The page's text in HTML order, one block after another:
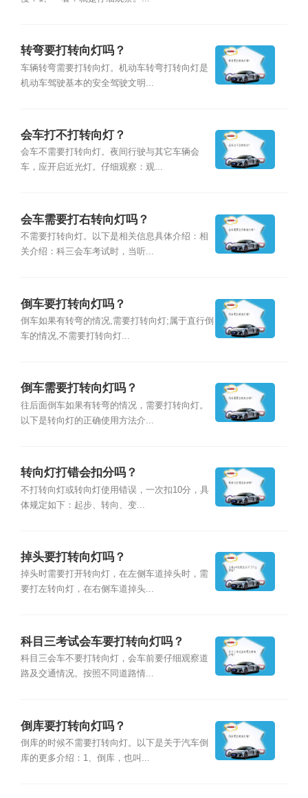
转弯要打转向灯吗？
车辆转弯需要打转向灯。机动车转弯打转向灯是
机动车驾驶基本的安全驾驶文明...
会车打不打转向灯？
会车不需要打转向灯。夜间行驶与其它车辆会
车，应开启近光灯。仔细观察：观...
会车需要打右转向灯吗？
不需要打转向灯。以下是相关信息具体介绍：相
关介绍：科三会车考试时，当听...
倒车要打转向灯吗？
倒车如果有转弯的情况,需要打转向灯;属于直行倒
车的情况,不需要打转向灯...
倒车需要打转向灯吗？
往后面倒车如果有转弯的情况，需要打转向灯。
以下是转向灯的正确使用方法介...
转向灯打错会扣分吗？
不打转向灯或转向灯使用错误，一次扣10分，具
体规定如下：起步、转向、变...
掉头要打转向灯吗？
掉头时需要打开转向灯，在左侧车道掉头时，需
要打左转向灯，在右侧车道掉头...
科目三考试会车要打转向灯吗？
科目三会车不要打转向灯，会车前要仔细观察道
路及交通情况。按照不同道路情...
倒库要打转向灯吗？
倒库的时候不需要打转向灯。以下是关于汽车倒
库的更多介绍：1、倒库，也叫...